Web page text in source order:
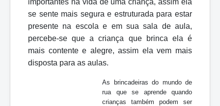
se sente mais segura e estruturada para estar
presente na escola e em sua sala de aula,
percebe-se que a criança que brinca ela é
mais contente e alegre, assim ela vem mais
disposta para as aulas.
As brincadeiras do mundo de
rua que se aprende quando
crianças também podem ser